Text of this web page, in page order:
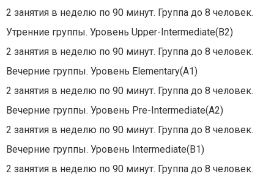
2 занятия в неделю по 90 минут. Группа до 8 человек.
Утренние группы. Уровень Upper-Intermediate(В2)
2 занятия в неделю по 90 минут. Группа до 8 человек.
Вечерние группы. Уровень Elementary(A1)
2 занятия в неделю по 90 минут. Группа до 8 человек.
Вечерние группы. Уровень Pre-Intermediate(A2)
2 занятия в неделю по 90 минут. Группа до 8 человек.
Вечерние группы. Уровень Intermediate(В1)
2 занятия в неделю по 90 минут. Группа до 8 человек.